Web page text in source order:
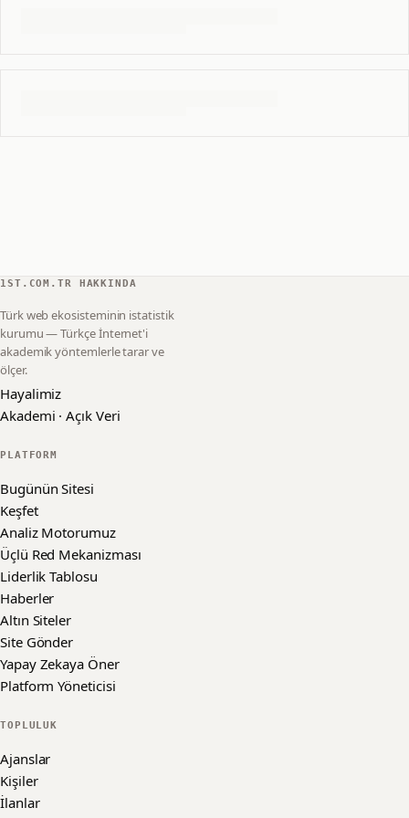
1ST.COM.TR HAKKINDA
Türk web ekosisteminin istatistik
kurumu — Türkçe İnternet'i
akademik yöntemlerle tarar ve
ölçer.
Hayalimiz
Akademi · Açık Veri
PLATFORM
Bugünün Sitesi
Keşfet
Analiz Motorumuz
Üçlü Red Mekanizması
Liderlik Tablosu
Haberler
Altın Siteler
Site Gönder
Yapay Zekaya Öner
Platform Yöneticisi
TOPLULUK
Ajanslar
Kişiler
İlanlar